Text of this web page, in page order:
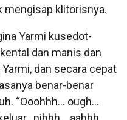
mengisap klitorisnya.
Yarmi kusedot-
dan manis dan
dan secara cepat
benar-benar
“Ooohhh… ough…